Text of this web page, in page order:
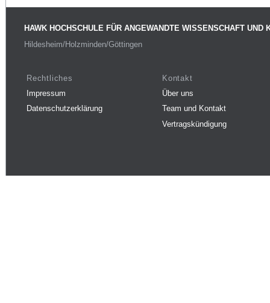
HAWK HOCHSCHULE FÜR ANGEWANDTE WISSENSCHAFT UND
Hildesheim/Holzminden/Göttingen
Rechtliches
Impressum
Datenschutzerklärung
Kontakt
Über uns
Team und Kontakt
Vertragskündigung